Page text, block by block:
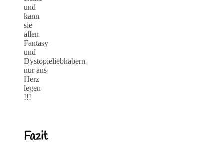
und
kann
sie
allen
Fantasy
und
Dystopieliebhabern
nur ans
Herz
legen
!!!
Fazit